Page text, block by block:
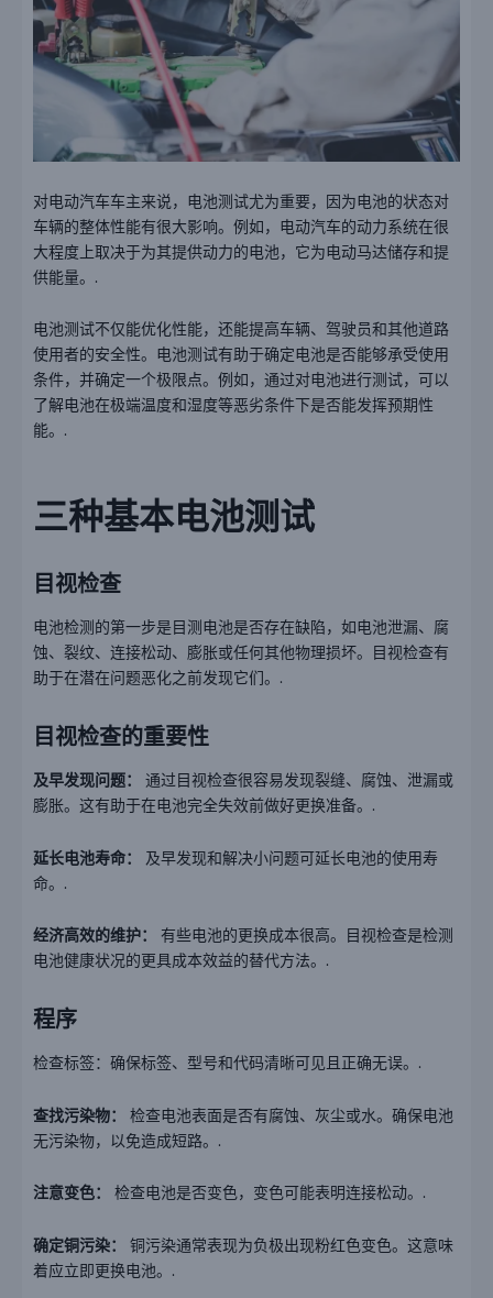
对电动汽车车主来说，电池测试尤为重要，因为电池的状态对
车辆的整体性能有很大影响。例如，电动汽车的动力系统在很
大程度上取决于为其提供动力的电池，它为电动马达储存和提
供能量。.
电池测试不仅能优化性能，还能提高车辆、驾驶员和其他道路
使用者的安全性。电池测试有助于确定电池是否能够承受使用
条件，并确定一个极限点。例如，通过对电池进行测试，可以
了解电池在极端温度和湿度等恶劣条件下是否能发挥预期性
能。.
三种基本电池测试
目视检查
电池检测的第一步是目测电池是否存在缺陷，如电池泄漏、腐
蚀、裂纹、连接松动、膨胀或任何其他物理损坏。目视检查有
助于在潜在问题恶化之前发现它们。.
目视检查的重要性
及早发现问题：
通过目视检查很容易发现裂缝、腐蚀、泄漏或
膨胀。这有助于在电池完全失效前做好更换准备。.
延长电池寿命：
及早发现和解决小问题可延长电池的使用寿
命。.
经济高效的维护： 有些电池的更换成本很高。目视检查是检测
电池健康状况的更具成本效益的替代方法。.
程序
检查标签：确保标签、型号和代码清晰可见且正确无误。.
查找污染物： 检查电池表面是否有腐蚀、灰尘或水。确保电池
无污染物，以免造成短路。.
注意变色： 检查电池是否变色，变色可能表明连接松动。.
确定铜污染： 铜污染通常表现为负极出现粉红色变色。这意味
着应立即更换电池。.